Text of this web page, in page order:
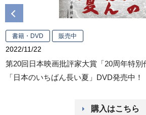
Previous
書籍・DVD 販売中
2022/11/22
第20回日本映画批評家大賞「20周年特
「日本のいちばん長い夏」DVD発売中！
購入はこちら